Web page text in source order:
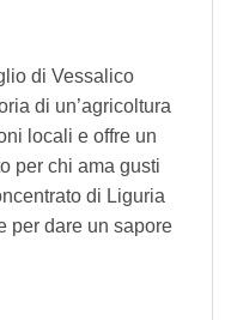
di Vessalico
di un’agricoltura
locali e offre un
per chi ama gusti
di Liguria
per dare un sapore